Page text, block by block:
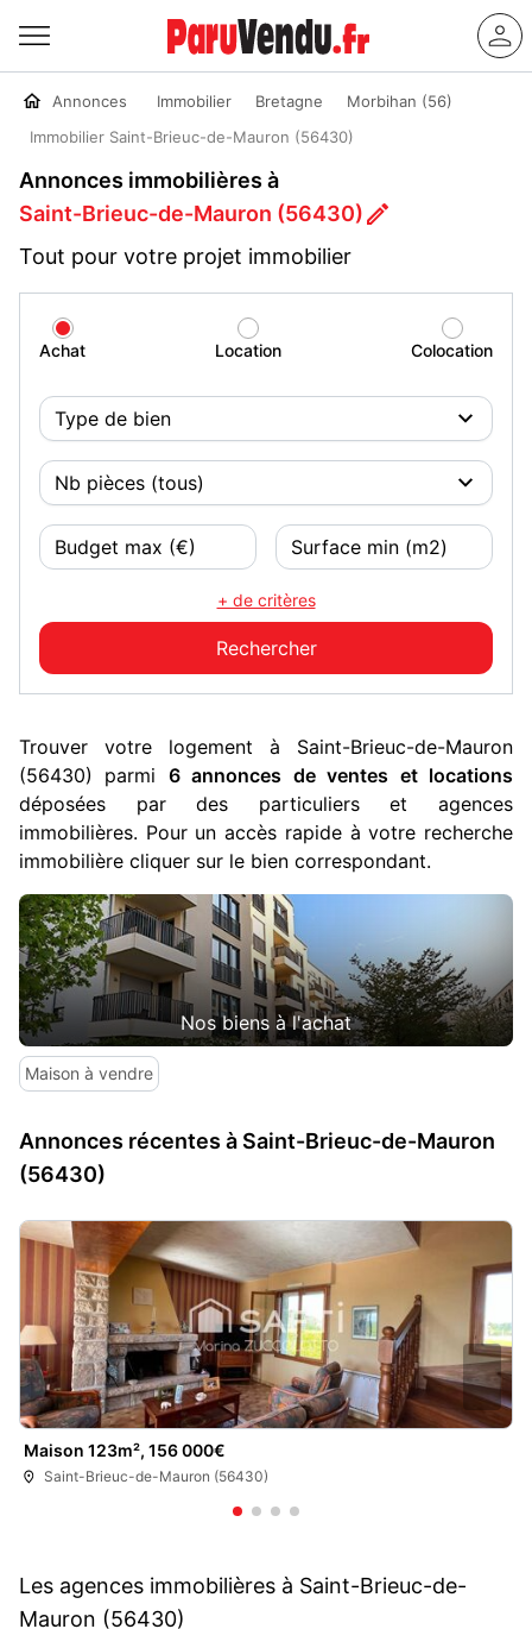
Annonces Immobilier Bretagne
Morbihan (56)
Immobilier Saint-Brieuc-de-Mauron (56430)
Annonces immobilières à
Saint-Brieuc-de-Mauron (56430)
Tout pour votre projet immobilier
Achat Location Colocation
+ de critères
Trouver votre logement à Saint-Brieuc-de-Mauron
(56430) parmi 6 annonces de ventes et locations
déposées par des particuliers et agences
immobilières. Pour un accès rapide à votre recherche
immobilière cliquer sur le bien correspondant.
Nos biens à l'achat
Maison à vendre
Annonces récentes à Saint-Brieuc-de-Mauron
(56430)
Maison 123m², 156 000€
Saint-Brieuc-de-Mauron (56430)
Les agences immobilières à Saint-Brieuc-de-
Mauron (56430)